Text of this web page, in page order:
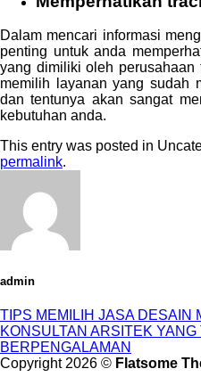
Dalam mencari informasi
penting untuk anda
yang dimiliki oleh perusahaan
memilih layanan yang sudah
dan tentunya akan sangat
kebutuhan anda.
This entry was posted in
permalink.
admin
TIPS MEMILIH JASA DESAIN
KONSULTAN ARSITEK
BERPENGALAMAN
Copyright 2026 © Flatsome